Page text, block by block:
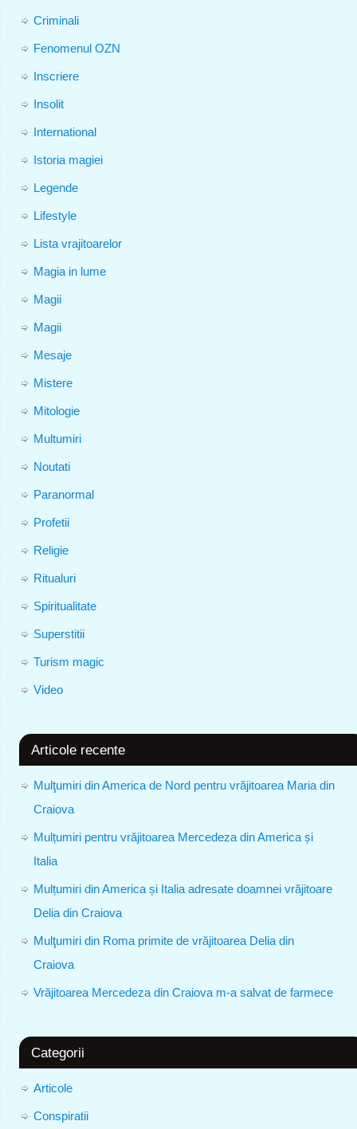
Criminali
Fenomenul OZN
Inscriere
Insolit
International
Istoria magiei
Legende
Lifestyle
Lista vrajitoarelor
Magia in lume
Magii
Magii
Mesaje
Mistere
Mitologie
Multumiri
Noutati
Paranormal
Profetii
Religie
Ritualuri
Spiritualitate
Superstitii
Turism magic
Video
Articole recente
Mulţumiri din America de Nord pentru vrăjitoarea Maria din
Craiova
Mulțumiri pentru vrăjitoarea Mercedeza din America și
Italia
Mulțumiri din America și Italia adresate doamnei vrăjitoare
Delia din Craiova
Mulţumiri din Roma primite de vrăjitoarea Delia din
Craiova
Vrăjitoarea Mercedeza din Craiova m-a salvat de farmece
Categorii
Articole
Conspiratii